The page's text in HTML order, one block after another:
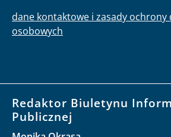
dane kontaktowe i zasady ochrony
osobowych
Redaktor Biuletynu
Publicznej